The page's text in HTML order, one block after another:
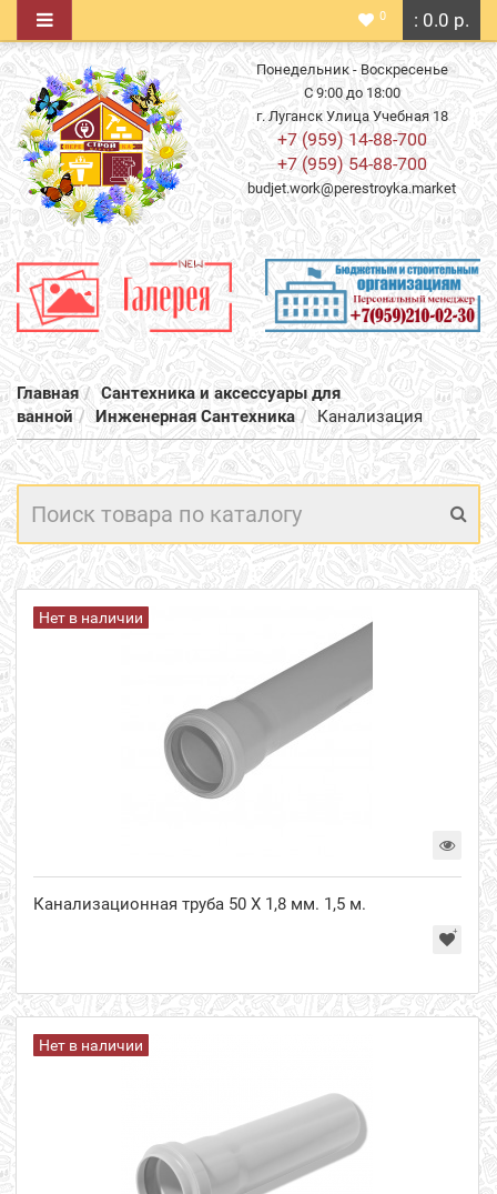
: 0.0 р.
0
Понедельник - Воскресенье
С 9:00 до 18:00
г. Луганск Улица Учебная 18
+7 (959) 14-88-700
+7 (959) 54-88-700
budjet.work@perestroyka.market
Главная
Сантехника и аксессуары для
ванной
Инженерная Сантехника Канализация
Нет в наличии
Канализационная труба 50 Х 1,8 мм. 1,5 м.
Нет в наличии